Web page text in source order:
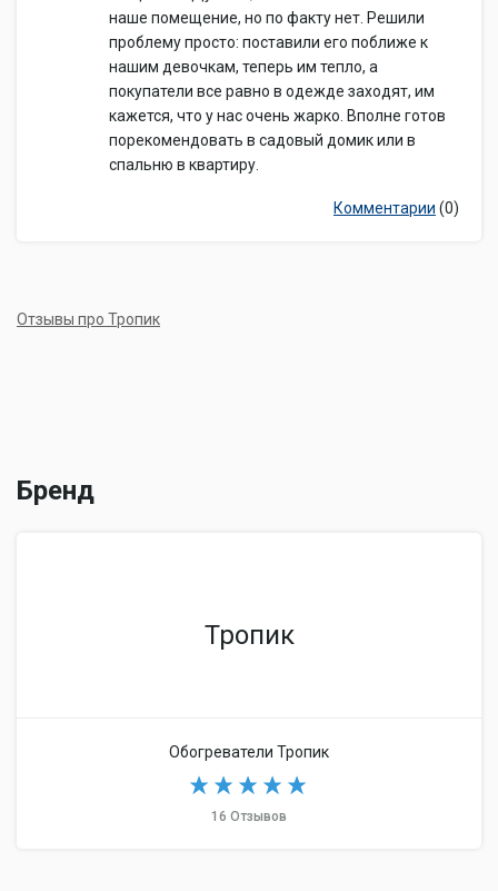
наше помещение, но по факту нет. Решили
проблему просто: поставили его поближе к
нашим девочкам, теперь им тепло, а
покупатели все равно в одежде заходят, им
кажется, что у нас очень жарко. Вполне готов
порекомендовать в садовый домик или в
спальню в квартиру.
Комментарии (0)
Отзывы про Тропик
Бренд
Тропик
Обогреватели Тропик
16 Отзывов